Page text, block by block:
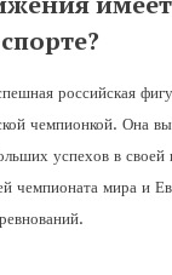
российская
чемпионкой. Она
успехов в своей
чемпионата мира и